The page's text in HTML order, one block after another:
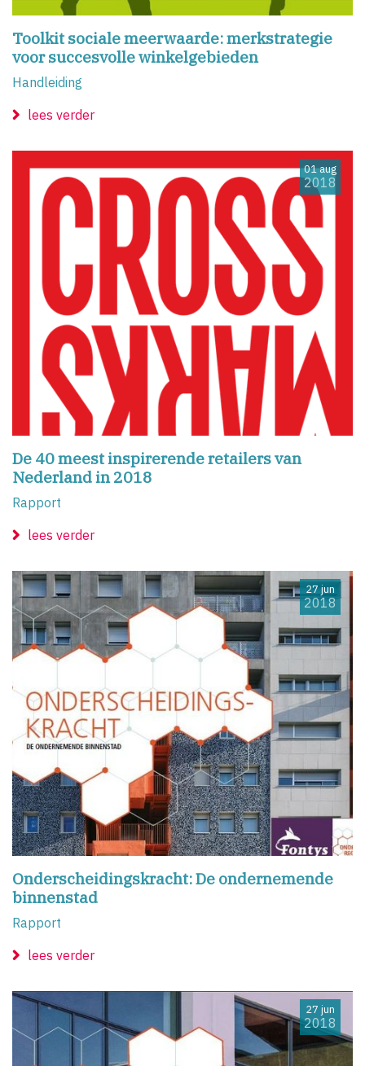
Toolkit sociale meerwaarde: merkstrategie
voor succesvolle winkelgebieden
Handleiding
lees verder
De 40 meest inspirerende retailers van
Nederland in 2018
Rapport
01 aug
2018
lees verder
Onderscheidingskracht: De ondernemende
binnenstad
Rapport
27 jun
2018
lees verder
27 jun
2018